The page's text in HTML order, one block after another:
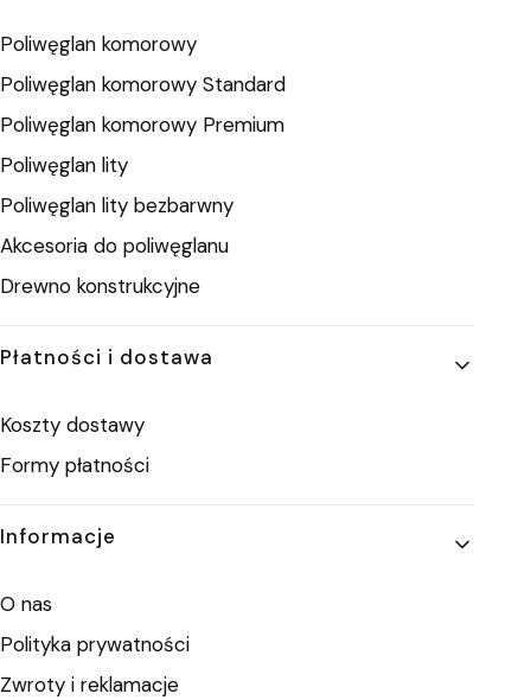
Poliwęglan komorowy
Poliwęglan komorowy Standard
Poliwęglan komorowy Premium
Poliwęglan lity
Poliwęglan lity bezbarwny
Akcesoria do poliwęglanu
Drewno konstrukcyjne
Płatności i dostawa
Koszty dostawy
Formy płatności
Informacje
O nas
Polityka prywatności
Zwroty i reklamacje